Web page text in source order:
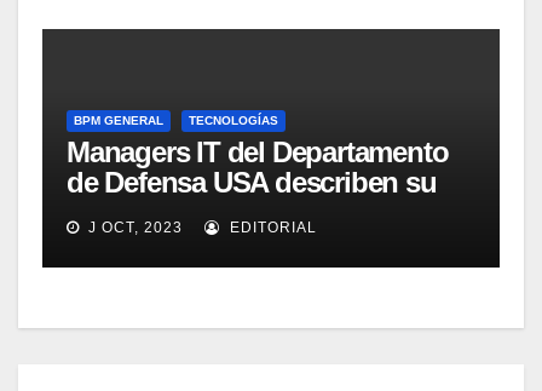
BPM GENERAL TECNOLOGÍAS
Managers IT del Departamento
de Defensa USA describen su
implementación SOA
J OCT, 2023 EDITORIAL